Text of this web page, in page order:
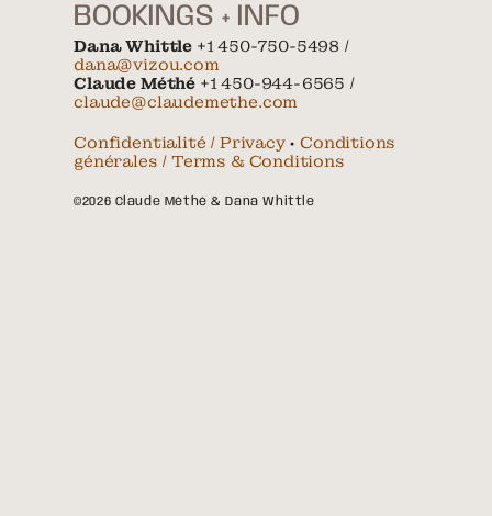
BOOKINGS + INFO
Dana Whittle +1 450-750-5498 /
dana@vizou.com
Claude Méthé +1 450-944-6565 /
claude@claudemethe.com
Confidentialité / Privacy•Conditions
générales / Terms & Conditions
©2026 Claude Méthé & Dana Whittle